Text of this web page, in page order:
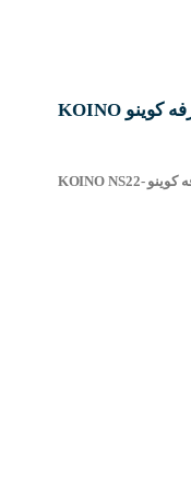
سلکتور استارتی برگشتی 1-0 یک طرفه کوینو KOINO
استارتی برگشتی 1-0 یکطرفه کوینو KOINO NS22-